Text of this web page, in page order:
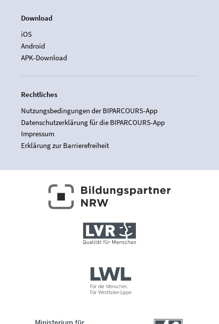
Download
iOS
Android
APK-Download
Rechtliches
Nutzungsbedingungen der BIPARCOURS-App
Datenschutzerklärung für die BIPARCOURS-App
Impressum
Erklärung zur Barrierefreiheit